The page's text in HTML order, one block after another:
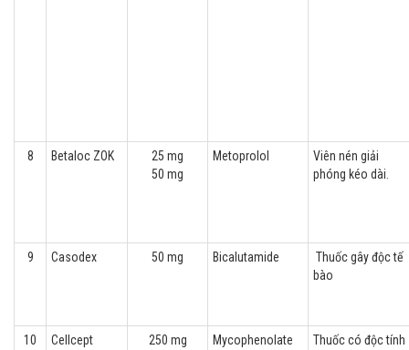
8 Betaloc ZOK
25 mg
50 mg
Metoprolol
Viên nén giải
phóng kéo dài.
9 Casodex 50 mg Bicalutamide
Thuốc gây độc tế
bào
10 Cellcept
250 mg
Mycophenolate
Thuốc có độc tính